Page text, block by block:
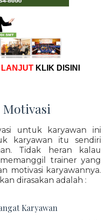
LANJUT KLIK DISINI
untuk karyawan ini
karyawan itu sendiri
Tidak heran kalau
trainer yang
motivasi karyawannya.
dirasakan adalah :
Karyawan